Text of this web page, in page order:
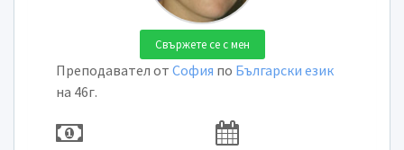
Свържете се с мен
Преподавател от София по Български език
на 46г.